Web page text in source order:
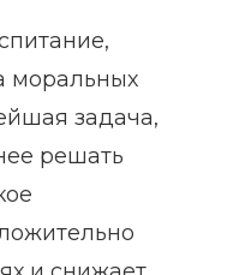
моральных
задача,
решать